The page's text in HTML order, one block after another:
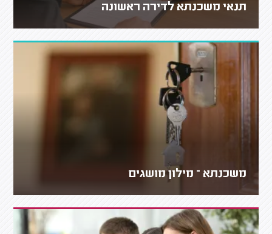
תנאי משכנתא לדירה ראשונה
משכנתא – מילון מושגים